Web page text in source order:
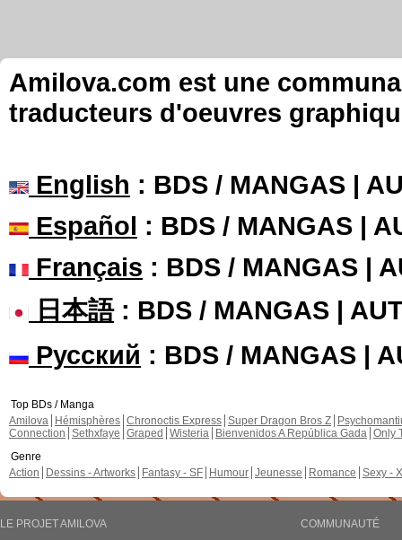
Amilova.com est une
traducteurs d'oeuvres
English : BDS / MANGAS |
Español : BDS / MANGAS |
Français : BDS / MANGAS |
日本語: BDS / MANGAS |
Русский : BDS / MANGAS |
Top BDs / Manga
Amilova
Hémisphères Chronoctis Express Super Dragon Bros Z
Connection Sethxfaye Graped Wisteria Bienvenidos A República Gada Only
Genre
Action
Dessins - Artworks Fantasy - SF Humour Jeunesse Romance Sexy -
LE PROJET AMILOVA
COMMUNAUTÉ